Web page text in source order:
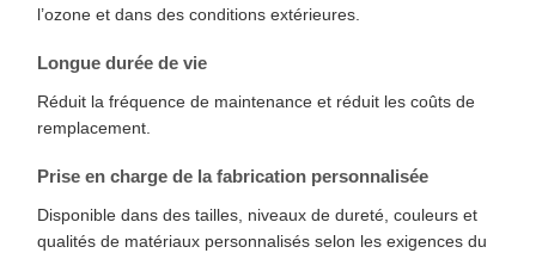
l’ozone et dans des conditions extérieures.
Longue durée de vie
Réduit la fréquence de maintenance et réduit les coûts de
remplacement.
Prise en charge de la fabrication personnalisée
Disponible dans des tailles, niveaux de dureté, couleurs et
qualités de matériaux personnalisés selon les exigences du